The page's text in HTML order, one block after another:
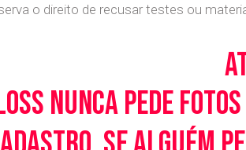
o direito de recusar testes ou
nunca pede